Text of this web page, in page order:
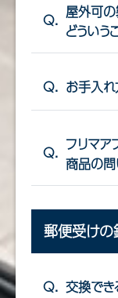
Q. 屋外可
どういう
Q. お手入
Q. フリマア
商品の問
郵便受け
Q. 交換で